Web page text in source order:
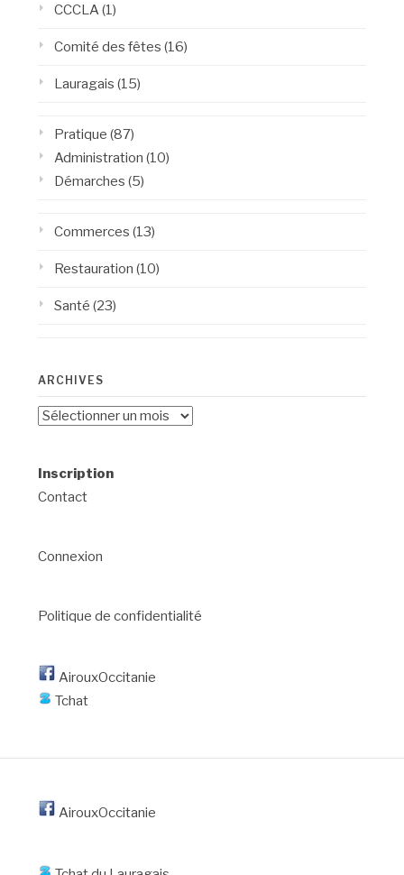
CCCLA (1)
Comité des fêtes (16)
Lauragais (15)
Pratique (87)
Administration (10)
Démarches (5)
Commerces (13)
Restauration (10)
Santé (23)
ARCHIVES
Archives
Inscription
Contact
Connexion
Politique de confidentialité
AirouxOccitanie
Tchat
AirouxOccitanie